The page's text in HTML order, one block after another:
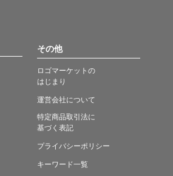
その他
ロゴマーケットの
はじまり
運営会社について
特定商品取引法に
基づく表記
プライバシーポリシー
キーワード一覧